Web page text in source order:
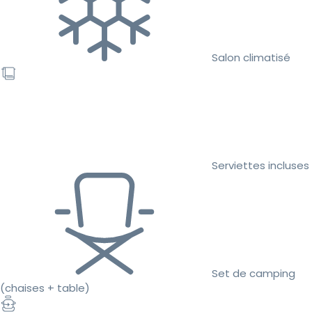
Salon climatisé
Serviettes incluses
Set de camping
(chaises + table)